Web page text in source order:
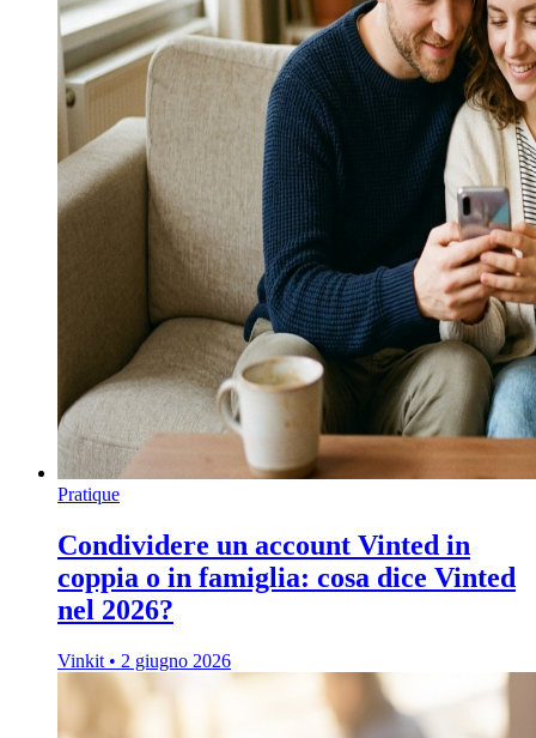
Pratique
Condividere un account Vinted in
coppia o in famiglia: cosa dice Vinted
nel 2026?
Vinkit • 2 giugno 2026